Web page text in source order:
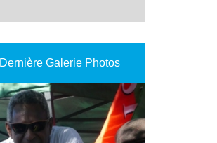
Dernière Galerie Photos